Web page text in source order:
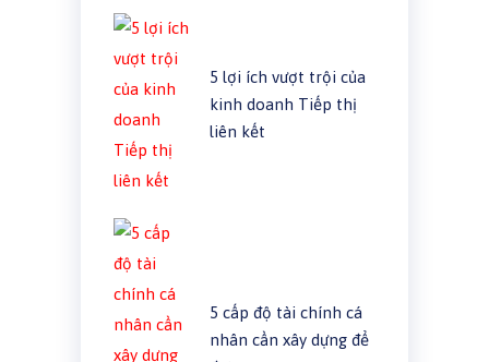
5 lợi ích vượt trội của
kinh doanh Tiếp thị
liên kết
5 cấp độ tài chính cá
nhân cần xây dựng để